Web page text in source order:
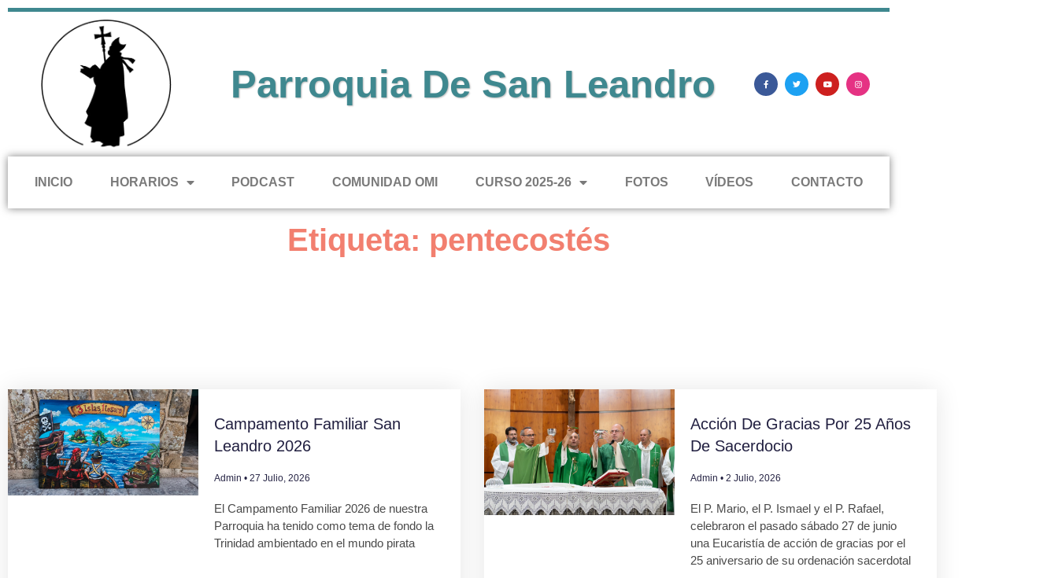
Parroquia De San Leandro
INICIO HORARIOS PODCAST COMUNIDAD OMI CURSO 2025-26 FOTOS VÍDEOS CONTACTO
Etiqueta: pentecostés
Campamento Familiar San
Leandro 2026
Admin 27 Julio, 2026
El Campamento Familiar 2026 de nuestra
Parroquia ha tenido como tema de fondo la
Trinidad ambientado en el mundo pirata
Acción De Gracias Por 25 Años
De Sacerdocio
Admin 2 Julio, 2026
El P. Mario, el P. Ismael y el P. Rafael,
celebraron el pasado sábado 27 de junio
una Eucaristía de acción de gracias por el
25 aniversario de su ordenación sacerdotal